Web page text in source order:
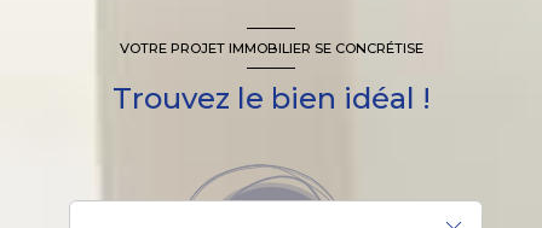
VOTRE PROJET IMMOBILIER SE CONCRÉTISE
Trouvez le bien idéal !